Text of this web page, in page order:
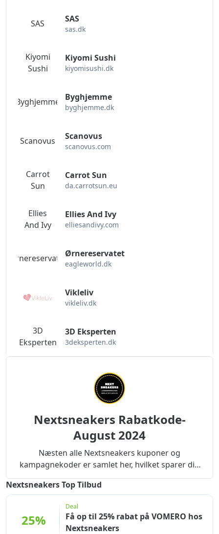
SAS SAS
sas.dk
Kiyomi
Sushi
Kiyomi Sushi
kiyomisushi.dk
Byghjemme Byghjemme
byghjemme.dk
Scanovus Scanovus
scanovus.com
Carrot
Sun
Carrot Sun
da.carrotsun.eu
Ellies
And Ivy
Ellies And Ivy
elliesandivy.com
ØrnereservatetØrnereservatet
eagleworld.dk
Vikleliv
vikleliv.dk
3D
Eksperten
3D Eksperten
3deksperten.dk
Nextsneakers Rabatkode-
August 2024
Næsten alle Nextsneakers kuponer og
kampagnekoder er samlet her, hvilket sparer dig
for en masse tid på at søge!Brug hurtigt en
Nextsneakers rabatkode eller kampagnekode, og
hurtigt som muligt, ellers udløber det.
Nextsneakers Top Tilbud
25%
Deal
Få op til 25% rabat på VOMERO hos
Nextsneakers